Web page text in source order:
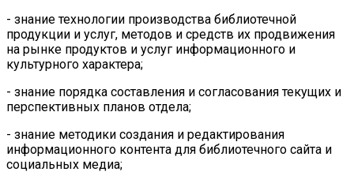
- знание технологии производства библиотечной
продукции и услуг, методов и средств их продвижения
на рынке продуктов и услуг информационного и
культурного характера;
- знание порядка составления и согласования текущих и
перспективных планов отдела;
- знание методики создания и редактирования
информационного контента для библиотечного сайта и
социальных медиа;